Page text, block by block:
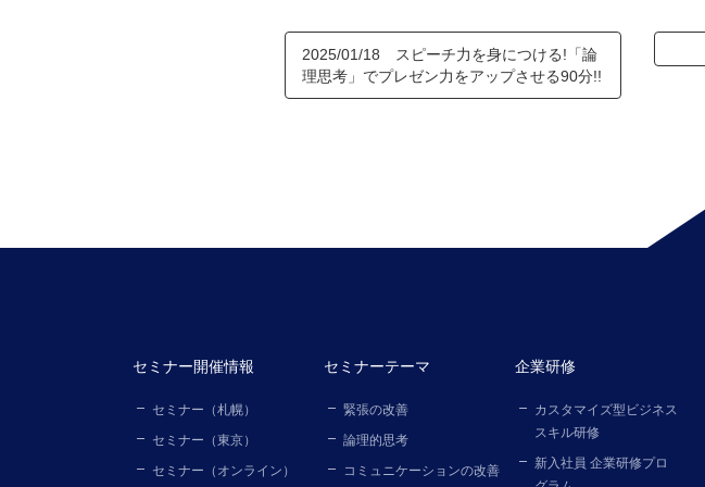
2025/01/18 スピーチ力を身につける!「論
理思考」でプレゼン力をアップさせる90分!!
セミナー開催情報
セミナー（札幌）
セミナー（東京）
セミナー（オンライン）
セミナーテーマ
緊張の改善
論理的思考
コミュニケーションの改善
企業研修
カスタマイズ型ビジネス
スキル研修
新入社員 企業研修プロ